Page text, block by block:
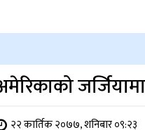
२२ कार्तिक २०७७, शनिबार ०९:२३